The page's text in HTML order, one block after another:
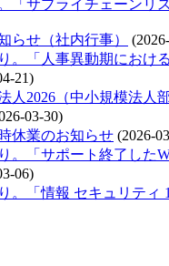
「サプライチェーンリ
らせ（社内行事）
。「人事異動期におけ
21)
人2026（中小規模法人
03-30)
休業のお知らせ (2026-
。「サポート終了した
06)
。「情報 セキュリティ